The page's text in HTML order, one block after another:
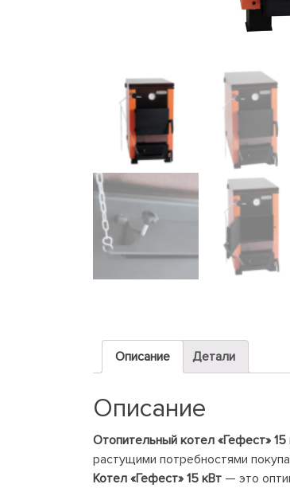
Описание Детали
Описание
Отопительный котел «Гефест» 15
растущими потребностями
Котел «Гефест» 15 кВт — это